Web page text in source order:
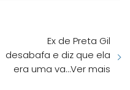
Ex de Preta Gil
desabafa e diz que ela
era uma va…Ver mais